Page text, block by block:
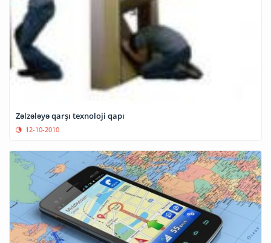
Zəlzələyə qarşı texnoloji qapı
12-10-2010